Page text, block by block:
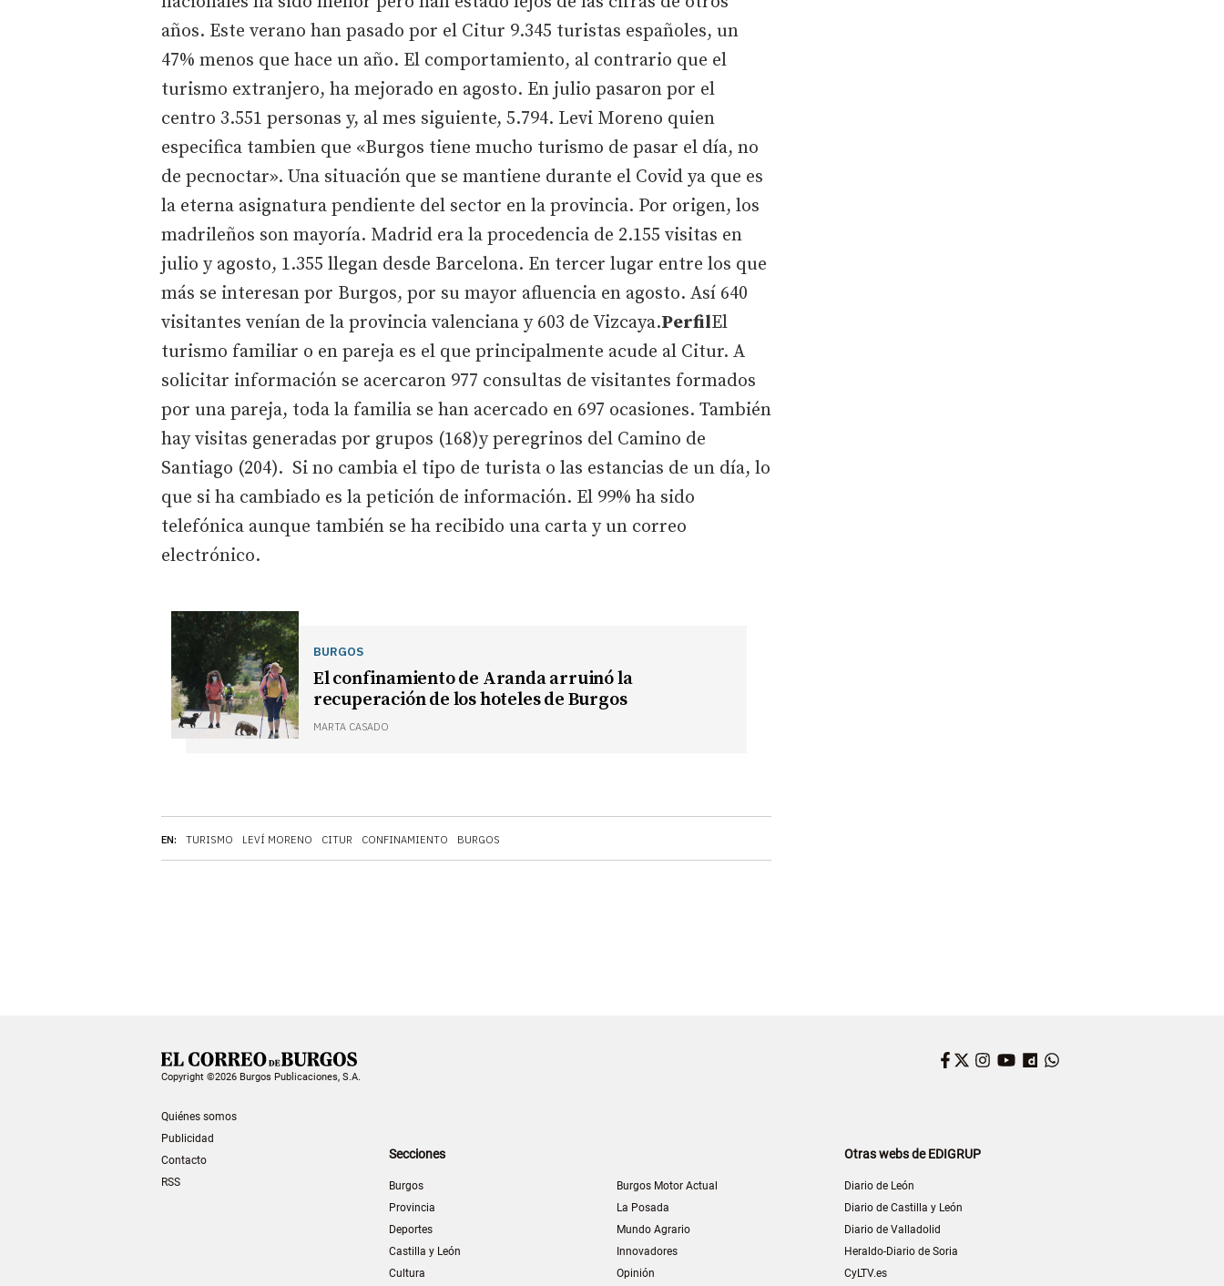
EN: TURISMO LEVÍ MORENO CITUR CONFINAMIENTO BURGOS
años. Este verano han pasado por el Citur 9.345 turistas españoles, un
47% menos que hace un año. El comportamiento, al contrario que el
turismo extranjero, ha mejorado en agosto. En julio pasaron por el
centro 3.551 personas y, al mes siguiente, 5.794. Levi Moreno quien
especifica tambien que «Burgos tiene mucho turismo de pasar el día, no
de pecnoctar». Una situación que se mantiene durante el Covid ya que es
la eterna asignatura pendiente del sector en la provincia. Por origen, los
madrileños son mayoría. Madrid era la procedencia de 2.155 visitas en
julio y agosto, 1.355 llegan desde Barcelona. En tercer lugar entre los que
más se interesan por Burgos, por su mayor afluencia en agosto. Así 640
visitantes venían de la provincia valenciana y 603 de Vizcaya.PerfilEl
turismo familiar o en pareja es el que principalmente acude al Citur. A
solicitar información se acercaron 977 consultas de visitantes formados
por una pareja, toda la familia se han acercado en 697 ocasiones. También
hay visitas generadas por grupos (168)y peregrinos del Camino de
Santiago (204). Si no cambia el tipo de turista o las estancias de un día, lo
que si ha cambiado es la petición de información. El 99% ha sido
telefónica aunque también se ha recibido una carta y un correo
electrónico.
BURGOS
El confinamiento de Aranda arruinó la
recuperación de los hoteles de Burgos
MARTA CASADO
Copyright ©2026 Burgos Publicaciones, S.A.
Quiénes somos
Publicidad
Contacto
RSS
Facebook
Twitter
Instagram
YouTube
Dailymotion
Secciones
Burgos
Provincia
Deportes
Castilla y León
Cultura
Burgos Motor Actual
La Posada
Mundo Agrario
Innovadores
Opinión
Otras webs de EDIGRUP
Diario de León
Diario de Castilla y León
Diario de Valladolid
Heraldo-Diario de Soria
CyLTV.es